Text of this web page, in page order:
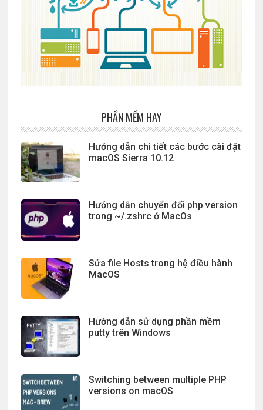
PHẦN MỀM HAY
Hướng dẫn chi tiết các bước cài đặt
macOS Sierra 10.12
Hướng dẫn chuyển đổi php version
trong ~/.zshrc ở MacOs
Sửa file Hosts trong hệ điều hành
MacOS
Hướng dẫn sử dụng phần mềm
putty trên Windows
Switching between multiple PHP
versions on macOS